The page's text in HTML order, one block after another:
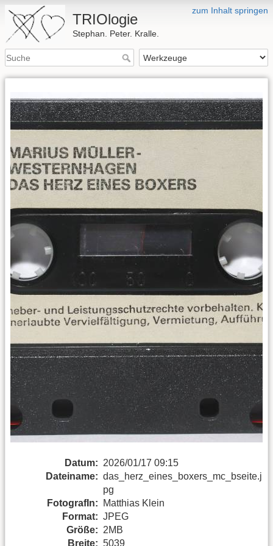
zum Inhalt springen
TRIOlogie
Stephan. Peter. Kralle.
Datum: 2026/01/17 09:15
Dateiname: das_herz_eines_boxers_mc_bseite.j
pg
FotografIn:
Matthias Klein
Format: JPEG
Größe: 2MB
Breite: 5039